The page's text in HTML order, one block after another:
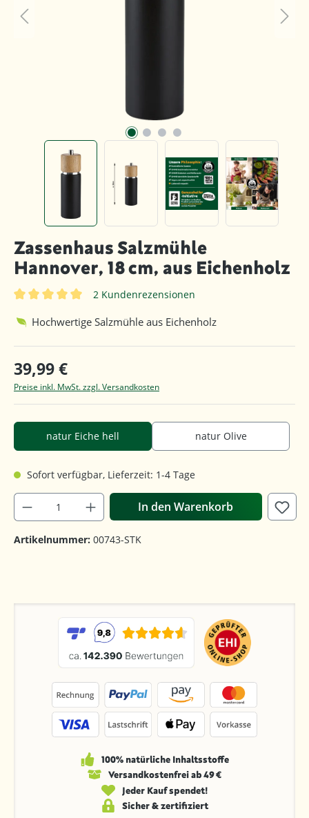
Zassenhaus Salzmühle
Hannover, 18 cm, aus Eichenholz
2 Kundenrezensionen
Hochwertige Salzmühle aus Eichenholz
39,99 €
Preise inkl. MwSt. zzgl. Versandkosten
natur Eiche hell natur Olive
Sofort verfügbar, Lieferzeit: 1-4 Tage
In den Warenkorb
Artikelnummer: 00743-STK
100% natürliche Inhaltsstoffe
Versandkosten­frei ab 49 €
Jeder Kauf spendet!
Sicher & zertifiziert